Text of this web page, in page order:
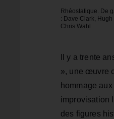
Rhéostatique. De
: Dave Clark, Hugh
Chris Wahl
Il y a trente
», une œuvre
hommage
improvisation
des figures